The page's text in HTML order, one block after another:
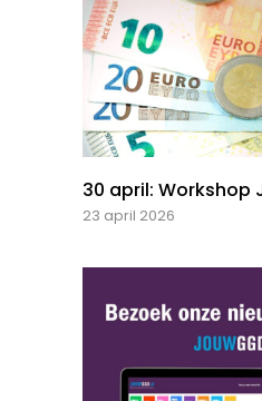
30 april: Workshop
23 april 2026